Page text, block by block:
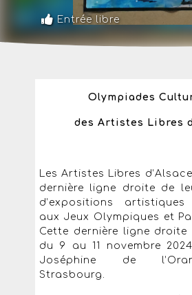
Entrée libre
Olympiades
des Artistes Libres
Les Artistes Libres
dernière ligne droite de
d’expositions
aux Jeux Olympiques et
Cette dernière ligne droite
du 9 au 11 novembre
Joséphine de
Strasbourg.